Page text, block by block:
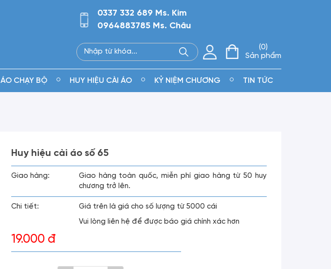
0337 332 689 Ms. Kim
0964883785 Ms. Châu
0
Sản phẩm
ÁO CHẠY BỘ HUY HIỆU CÀI ÁO KỶ NIỆM CHƯƠNG TIN TỨC
Huy hiệu cài áo số 65
Giao hàng:
Giao hàng toàn quốc, miễn phí giao hàng từ 50 huy
chương trở lên.
Chi tiết:
Giá trên là giá cho số lượng từ 5000 cái
Vui lòng liên hệ để được báo giá chính xác hơn
19.000 đ